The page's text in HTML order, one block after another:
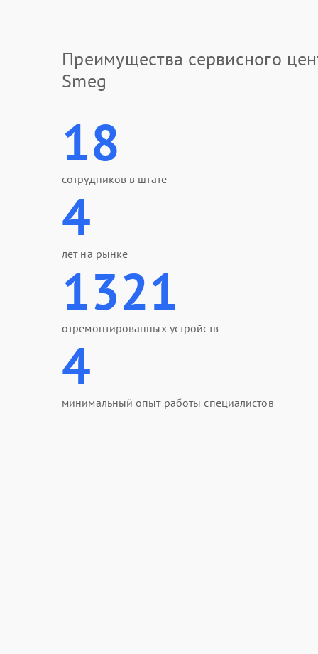
Преимущества сервисного
Smeg
18
сотрудников в штате
4
лет на рынке
1321
отремонтированных устройств
4
минимальный опыт работы специалистов